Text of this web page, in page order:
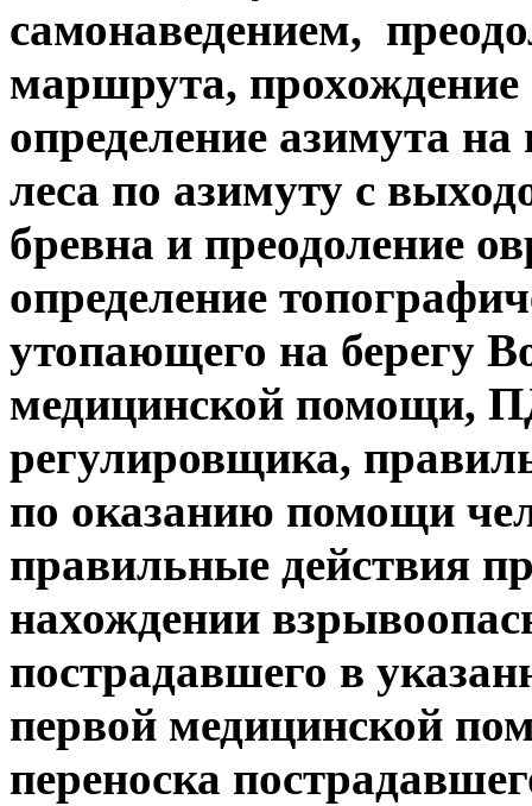
самонаведением,
маршрута,
определение азимута на
леса по азимуту с
бревна и преодоление
определение
утопающего на берегу
медицинской помощи,
регулировщика,
по оказанию помощи
правильные действия
нахождении
пострадавшего в
первой медицинской
переноска